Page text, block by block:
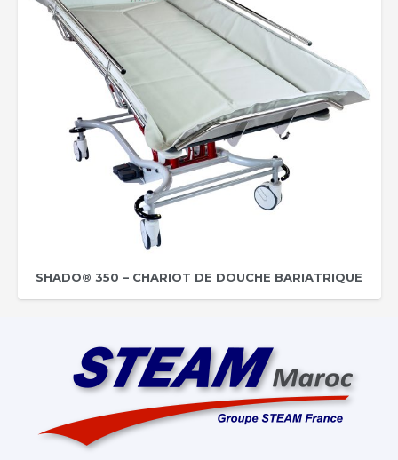
SHADO® 350 – CHARIOT DE DOUCHE BARIATRIQUE